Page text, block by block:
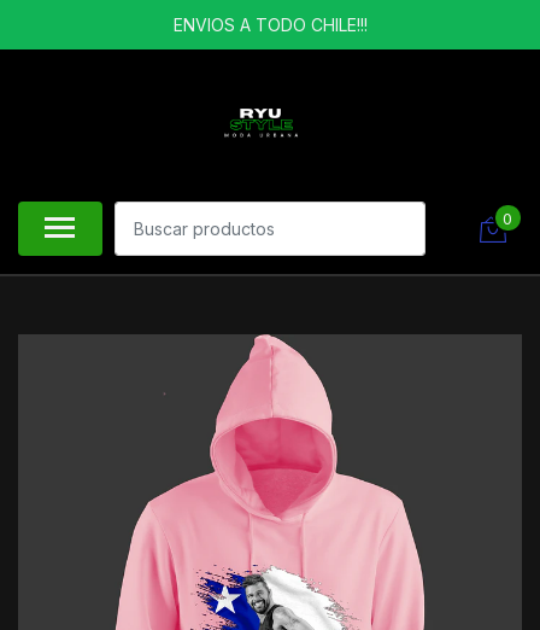
ENVIOS A TODO CHILE!!!
0